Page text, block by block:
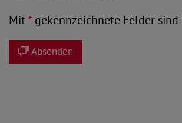
Mit*gekennzeichnete Felder
Absenden